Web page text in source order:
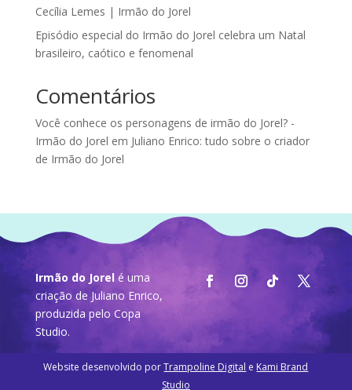
Cecília Lemes | Irmão do Jorel
Episódio especial do Irmão do Jorel celebra um Natal
brasileiro, caótico e fenomenal
Comentários
Você conhece os personagens de irmão do Jorel? -
Irmão do Jorel em Juliano Enrico: tudo sobre o criador
de Irmão do Jorel
Irmão do Jorelé uma
criação de Juliano Enrico,
produzida pelo Copa
Studio.
Website desenvolvido porTrampoline Digital e Kami Brand
Studio